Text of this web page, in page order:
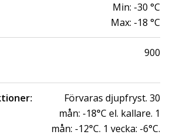
Min: -30 °C
Max: -18 °C
900
Förvaras djupfryst. 30
mån: -18°C el. kallare. 1
mån: -12°C. 1 vecka: -6°C.